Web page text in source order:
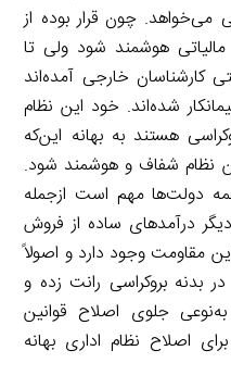
می‌خواهد. چون قرار بوده از
نظام جامع مالیاتی هوشمند شود ولی تا
کارشناسان خارجی آمده‌اند
شده‌اند. خود این نظام
هستند به بهانه این‌که
نظام شفاف و هوشمند شود.
دولت‌ها مهم است ازجمله
درآمدهای ساده از فروش
مقاومت وجود دارد و اصولاً
بروکراسی رانت زده و
جلوی اصلاح قوانین
اصلاح نظام اداری بهانه